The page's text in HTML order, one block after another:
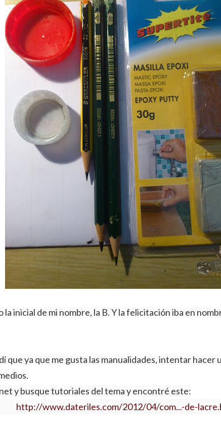
la inicial de mi nombre, la B. Y la felicitación iba en
que ya que me gusta las manualidades, intentar hacer
y busque tutoriales del tema y encontré este:
http://www.dateriles.com/2012/04/com...-de-